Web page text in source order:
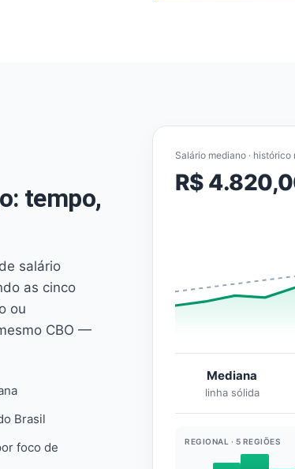
tempo,
salário
as cinco
ou
CBO —
Brasil
foco de
Salário mediano · histórico
R$
Mediana
linha sólida
REGIONAL · 5 REGIÕES